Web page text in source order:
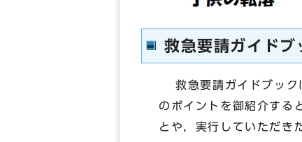
救急要請ガイドブ
救急要請ガイドブック
のポイントを御紹介する
とや，実行していただき